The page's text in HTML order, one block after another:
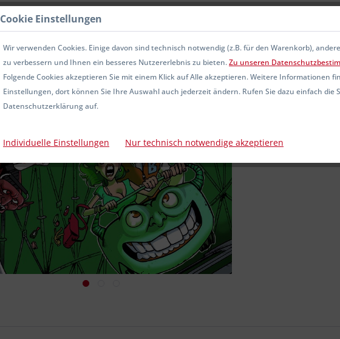
Cookie Einstellungen
Wir verwenden Cookies. Einige davon sind technisch notwendig (z.B. für den Warenkorb),
zu verbessern und Ihnen ein besseres Nutzererlebnis zu bieten.Zu unseren
Folgende Cookies akzeptieren Sie mit einem Klick auf Alle akzeptieren. Weitere Informationen
Einstellungen, dort können Sie Ihre Auswahl auch jederzeit ändern. Rufen Sie dazu einfach die
Datenschutzerklärung auf.
Individuelle Einstellungen Nur technisch notwendige akzeptieren